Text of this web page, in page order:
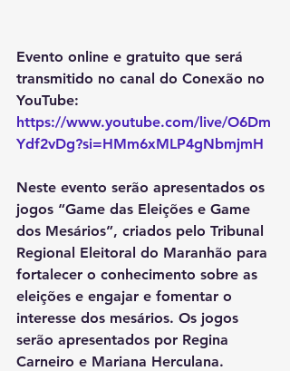
Evento online e gratuito que será
transmitido no canal do Conexão no
YouTube:
https://www.youtube.com/live/O6Dm
Ydf2vDg?si=HMm6xMLP4gNbmjmH
Neste evento serão apresentados os
jogos “Game das Eleições e Game
dos Mesários”, criados pelo Tribunal
Regional Eleitoral do Maranhão para
fortalecer o conhecimento sobre as
eleições e engajar e fomentar o
interesse dos mesários. Os jogos
serão apresentados por Regina
Carneiro e Mariana Herculana.